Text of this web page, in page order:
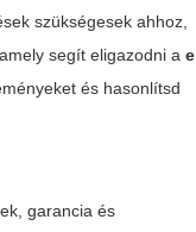
szükségesek ahhoz,
segít eligazodni ae
és hasonlítsd
garancia és